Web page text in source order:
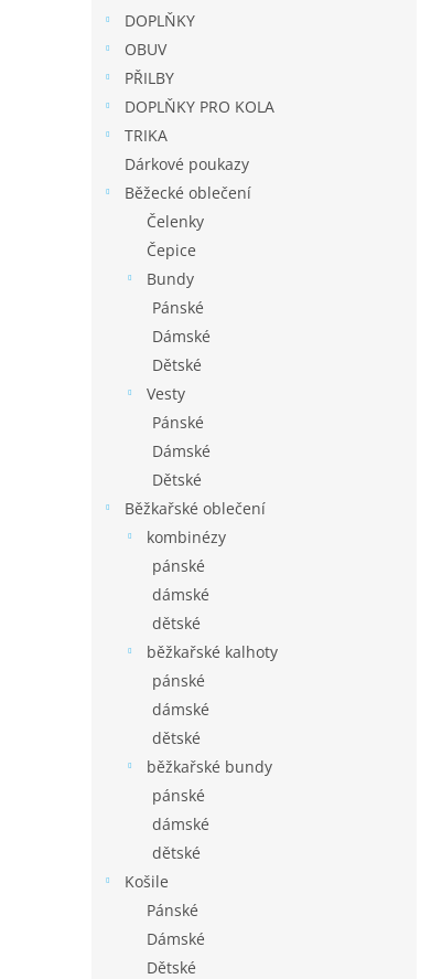
DOPLŇKY
OBUV
PŘILBY
DOPLŇKY PRO KOLA
TRIKA
Dárkové poukazy
Běžecké oblečení
Čelenky
Čepice
Bundy
Pánské
Dámské
Dětské
Vesty
Pánské
Dámské
Dětské
Běžkařské oblečení
kombinézy
pánské
dámské
dětské
běžkařské kalhoty
pánské
dámské
dětské
běžkařské bundy
pánské
dámské
dětské
Košile
Pánské
Dámské
Dětské